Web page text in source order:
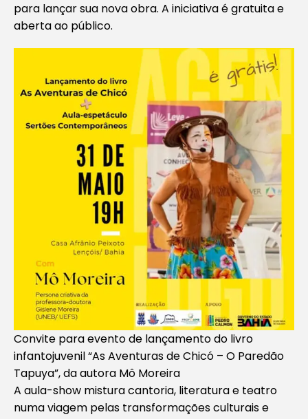
para lançar sua nova obra. A iniciativa é gratuita e
aberta ao público.
Convite para evento de lançamento do livro
infantojuvenil “As Aventuras de Chicó – O Paredão
Tapuya”, da autora Mô Moreira
A aula-show mistura cantoria, literatura e teatro
numa viagem pelas transformações culturais e